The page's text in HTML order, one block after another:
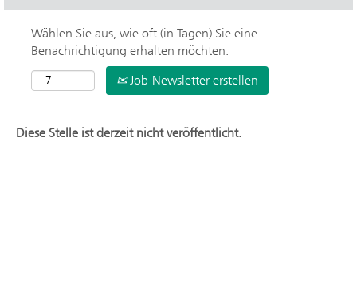
Wählen Sie aus, wie oft (in Tagen) Sie eine
Benachrichtigung erhalten möchten:
Job-Newsletter erstellen
Diese Stelle ist derzeit nicht veröffentlicht.